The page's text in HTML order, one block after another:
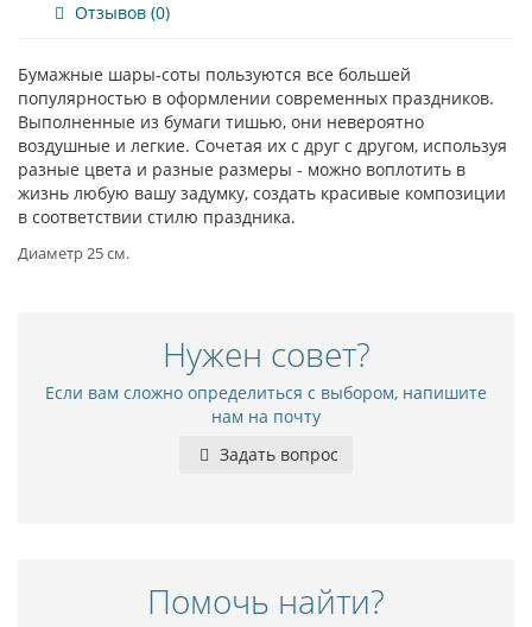
Отзывов (0)
Бумажные шары-соты пользуются все большей
популярностью в оформлении современных праздников.
Выполненные из бумаги тишью, они невероятно
воздушные и легкие. Сочетая их с друг с другом, используя
разные цвета и разные размеры - можно воплотить в
жизнь любую вашу задумку, создать красивые композиции
в соответствии стилю праздника.
Диаметр 25 см.
Нужен совет?
Если вам сложно определиться с выбором, напишите
нам на почту
Задать вопрос
Помочь найти?